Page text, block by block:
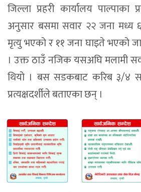
जिल्ला प्रहरी कार्यालय पाल्पाका
अनुसार बसमा सवार २२ जना मध्य
मृत्यु भएको र ११ जना घाइते भएको
। उक्त ठाउँ नजिक यसअघि मलामी
थियो । बस सडकबाट करिब ३/४
प्रत्यक्षदर्शीले बताएका छन् ।